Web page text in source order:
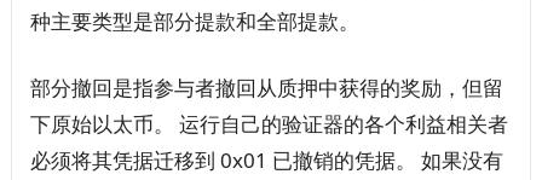
种主要类型是部分提款和全部提款。
部分撤回是指参与者撤回从质押中获得的奖励，但留
下原始以太币。 运行自己的验证器的各个利益相关者
必须将其凭据迁移到 0x01 已撤销的凭据。 如果没有